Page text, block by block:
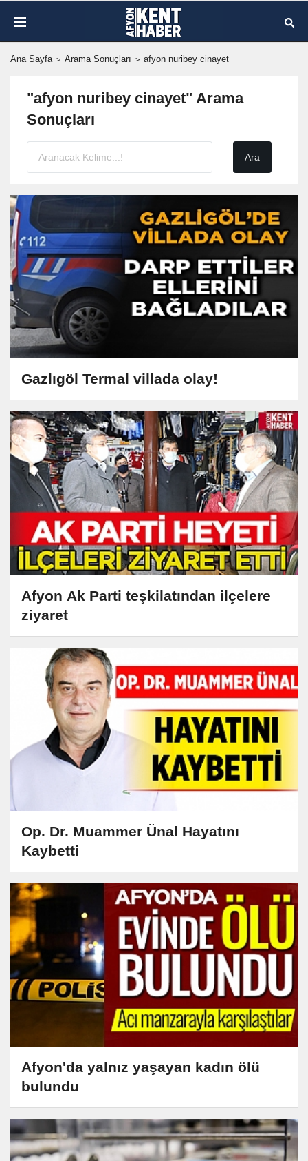
Ana Sayfa Arama Sonuçları afyon nuribey cinayet
"afyon nuribey cinayet" Arama
Sonuçları
Gazlıgöl Termal villada olay!
Afyon Ak Parti teşkilatından ilçelere
ziyaret
Op. Dr. Muammer Ünal Hayatını
Kaybetti
Afyon'da yalnız yaşayan kadın ölü
bulundu